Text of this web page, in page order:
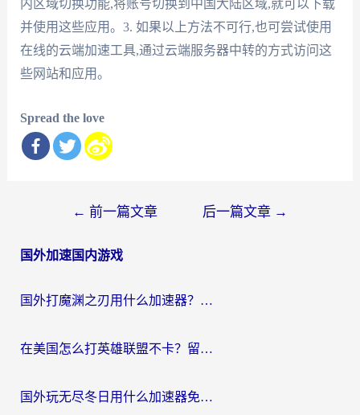
内区域切换功能,将账号切换到中国大陆区域,就可以下载
并使用这些应用。3. 如果以上方法不可行,也可尝试使用
在线的云端加速工具,通过云端服务器中转的方式访问这
些网站和应用。
Spread the love
导
← 前一篇文章 后一篇文章 →
国外加速国内游戏
国外打魔渊之刃用什么加速器？2026海外玩家国服游戏加速全攻略（附闪耀暖暖&复苏的魔女避坑指南）
在美国怎么打英雄联盟不卡？留学生亲测的国服游戏加速全攻略
国外玩无尽冬日用什么加速器免费？海外党国服游戏加速避坑指南